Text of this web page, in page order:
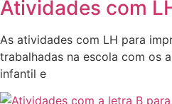
Atividades com
As atividades com LH para
trabalhadas na escola com os
infantil e